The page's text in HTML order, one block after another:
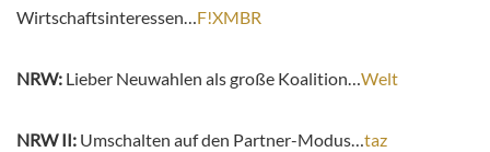
Wirtschaftsinteressen… F!XMBR
NRW: Lieber Neuwahlen als große Koalition… Welt
NRW II: Umschalten auf den Partner-Modus… taz